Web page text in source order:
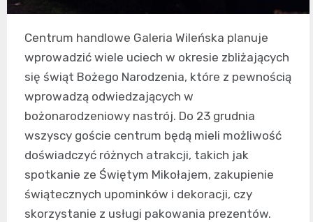
Centrum handlowe Galeria Wileńska planuje
wprowadzić wiele uciech w okresie zbliżających
się świąt Bożego Narodzenia, które z pewnością
wprowadzą odwiedzających w
bożonarodzeniowy nastrój. Do 23 grudnia
wszyscy goście centrum będą mieli możliwość
doświadczyć różnych atrakcji, takich jak
spotkanie ze Świętym Mikołajem, zakupienie
świątecznych upominków i dekoracji, czy
skorzystanie z usługi pakowania prezentów.